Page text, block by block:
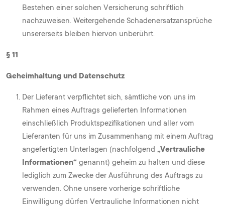
Bestehen einer solchen Versicherung schriftlich
nachzuweisen. Weitergehende Schadenersatzansprüche
unsererseits bleiben hiervon unberührt.
§ 11
Geheimhaltung und Datenschutz
Der Lieferant verpflichtet sich, sämtliche von uns im
Rahmen eines Auftrags gelieferten Informationen
einschließlich Produktspezifikationen und aller vom
Lieferanten für uns im Zusammenhang mit einem Auftrag
angefertigten Unterlagen (nachfolgend „Vertrauliche
Informationen“ genannt) geheim zu halten und diese
lediglich zum Zwecke der Ausführung des Auftrags zu
verwenden. Ohne unsere vorherige schriftliche
Einwilligung dürfen Vertrauliche Informationen nicht